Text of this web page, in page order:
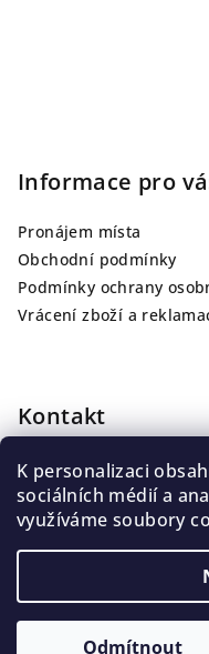
K personalizaci
sociálních médií a
využíváme soubory
Odmítnout
Informace pro
Pronájem místa
Obchodní podmínky
Podmínky ochrany
Vrácení zboží a
Kontakt
info@jarutattoo.cz
+420 775 139 013
Copyright 2026
Upravit